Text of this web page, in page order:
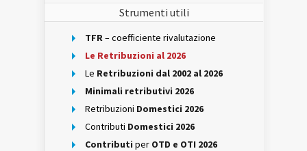
Strumenti utili
TFR– coefficiente rivalutazione
Le Retribuzioni al 2026
Le Retribuzioni dal 2002 al 2026
Minimali retributivi 2026
Retribuzioni Domestici 2026
Contributi Domestici 2026
Contributi per OTD e OTI 2026